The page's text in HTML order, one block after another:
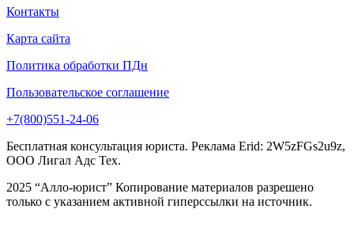
Контакты
Карта сайта
Политика обработки ПДн
Пользовательское соглашение
+7(800)551-24-06
Бесплатная консультация юриста. Реклама Erid: 2W5zFGs2u9z,
ООО Лигал Адс Тех.
2025 “Алло-юрист” Копирование материалов разрешено
только с указанием активной гиперссылки на источник.